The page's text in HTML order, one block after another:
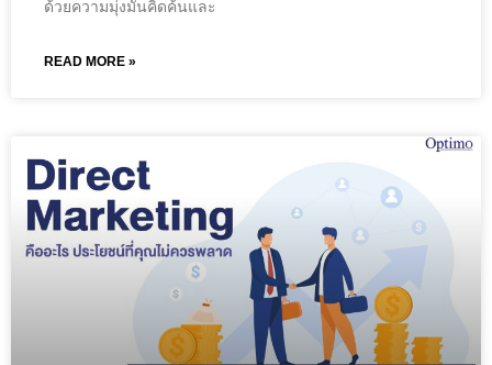
ด้วยความมุ่งมั่นคิดค้นและ
READ MORE »